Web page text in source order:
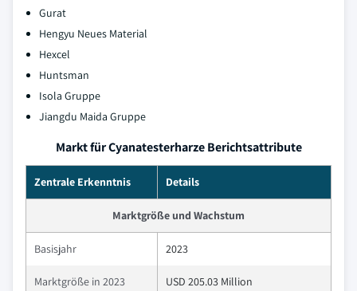
Gurat
Hengyu Neues Material
Hexcel
Huntsman
Isola Gruppe
Jiangdu Maida Gruppe
Markt für Cyanatesterharze Berichtsattribute
Zentrale Erkenntnis Details
Marktgröße und Wachstum
Basisjahr 2023
Marktgröße in 2023 USD 205.03 Million